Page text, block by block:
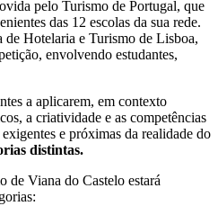
pelo Turismo de Portugal, que
das 12 escolas da sua rede.
de Hotelaria e Turismo de Lisboa,
envolvendo estudantes,
a aplicarem, em contexto
a criatividade e as competências
e próximas da realidade do
distintas.
de Viana do Castelo estará